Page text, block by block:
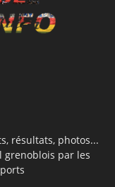
résultats, photos...
grenoblois par les